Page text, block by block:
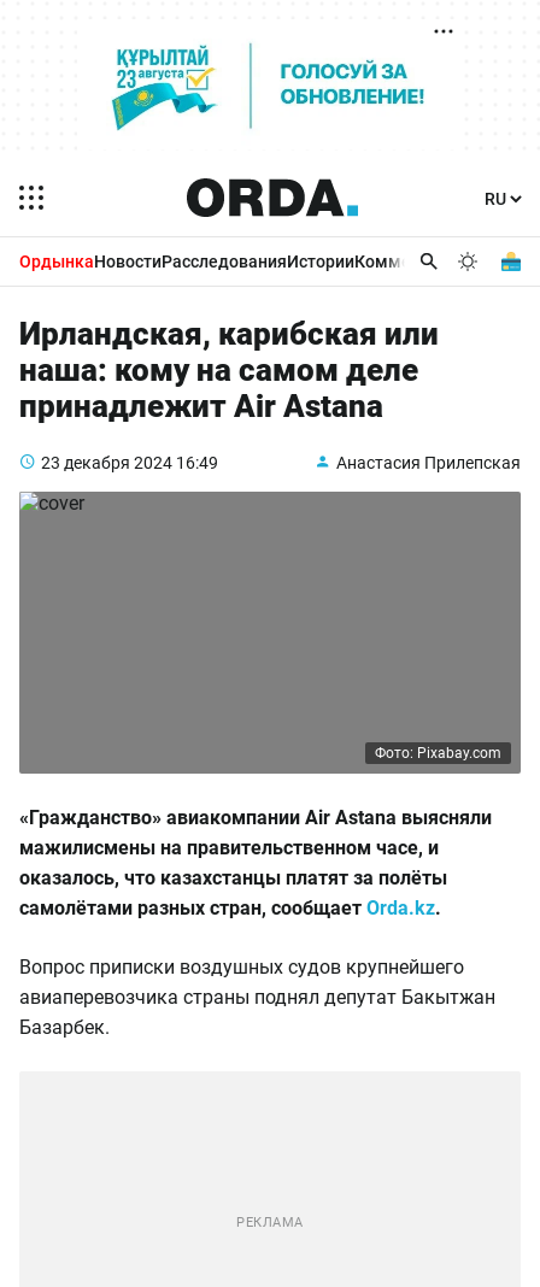
ОрдынкаНовостиРасследованияИсторииКомментарииБизнес
Ирландская, карибская или
наша: кому на самом деле
принадлежит Air Astana
23 декабря 2024 16:49 Анастасия Прилепская
Фото: Pixabay.com
«Гражданство» авиакомпании Air Astana выясняли
мажилисмены на правительственном часе, и
оказалось, что казахстанцы платят за полёты
самолётами разных стран, сообщает Orda.kz.
Вопрос приписки воздушных судов крупнейшего
авиаперевозчика страны поднял депутат Бакытжан
Базарбек.